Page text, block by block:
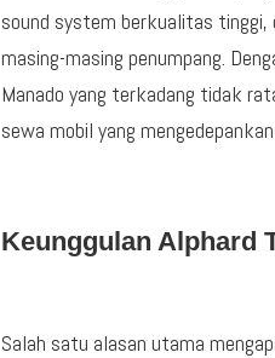
sound system berkualitas tinggi,
masing-masing penumpang.
Manado yang terkadang tidak
sewa mobil yang
Keunggulan Alphard
Salah satu alasan utama